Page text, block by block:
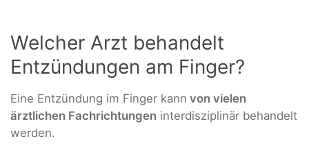
Welcher Arzt behandelt
Entzündungen am Finger?
Eine Entzündung im Finger kann von vielen
ärztlichen Fachrichtungen interdisziplinär behandelt
werden.